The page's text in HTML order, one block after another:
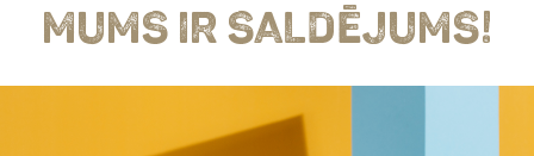
MUMS IR SALDĒJUMS!